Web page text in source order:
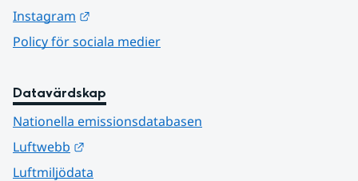
Instagram
Policy för sociala medier
Datavärdskap
Nationella emissionsdatabasen
Luftwebb
Luftmiljödata